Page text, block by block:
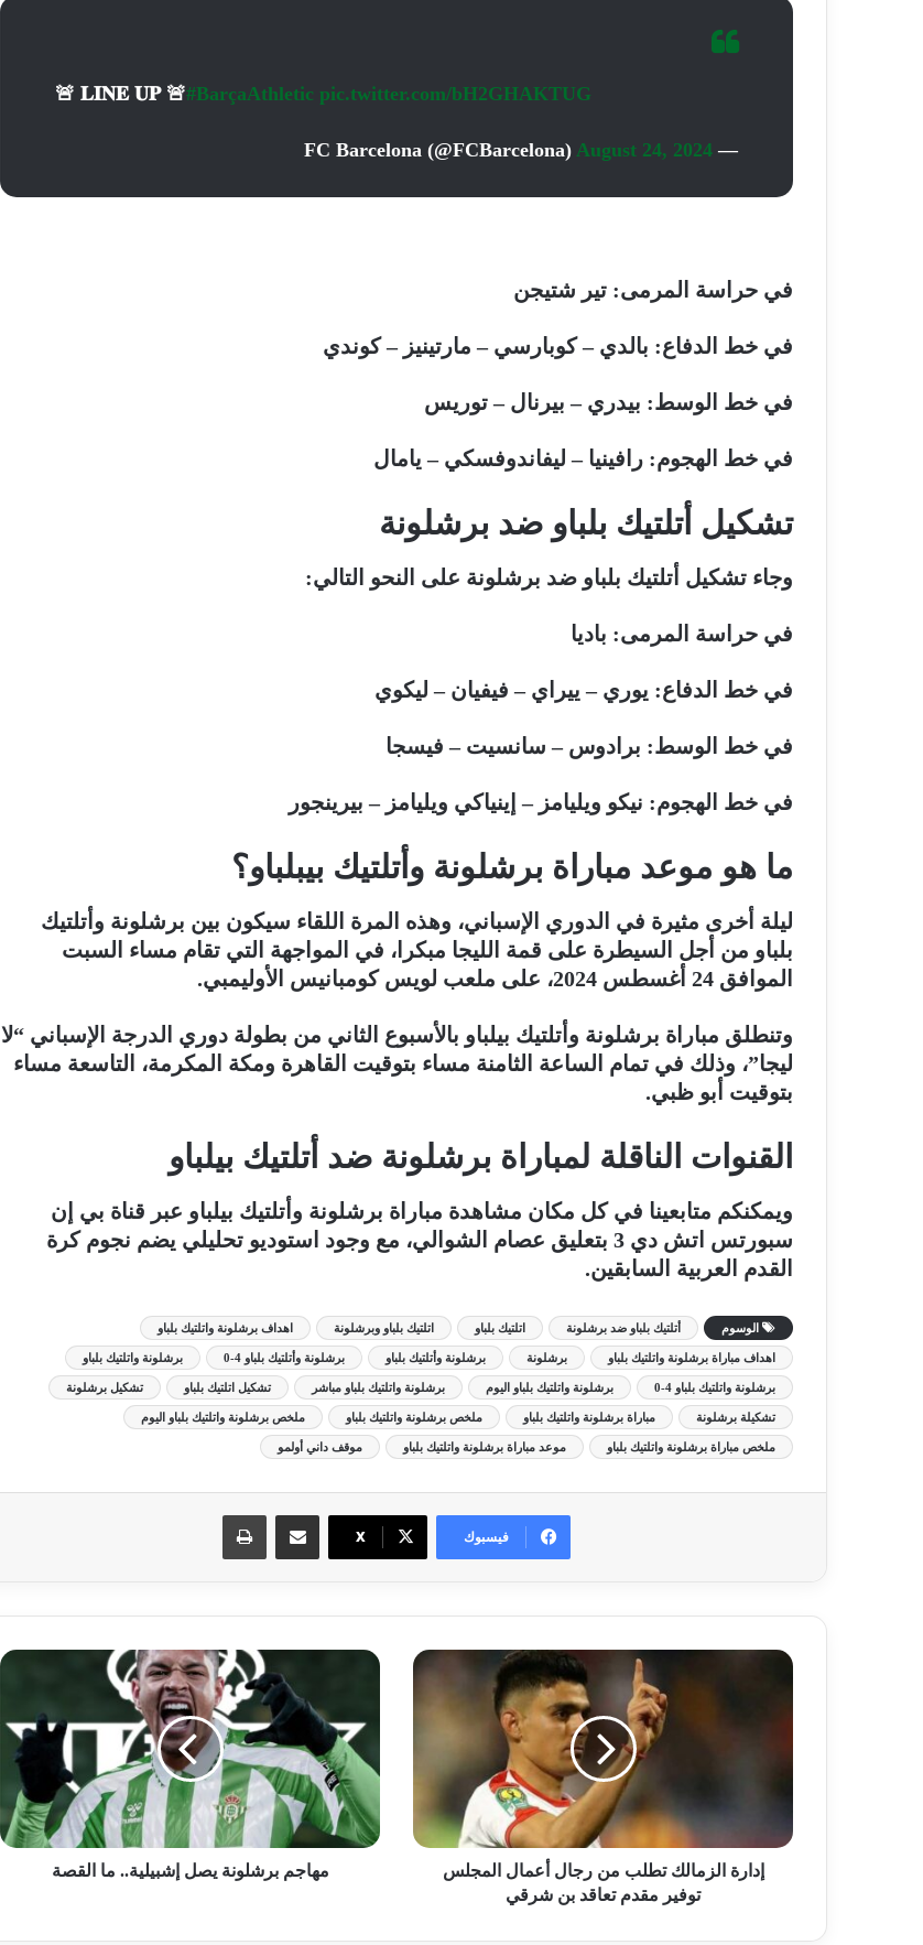
🚨 𝐋𝐈𝐍𝐄 𝐔𝐏 🚨#BarçaAthletic pic.twitter.com/bH2GHAKTUG
— FC Barcelona (@FCBarcelona)
August 24, 2024
في حراسة المرمى: تير شتيجن
في خط الدفاع: بالدي – كوبارسي – مارتينيز – كوندي
في خط الوسط: بيدري – بيرنال – توريس
في خط الهجوم: رافينيا – ليفاندوفسكي – يامال
تشكيل أتلتيك بلباو ضد برشلونة
وجاء تشكيل أتلتيك بلباو ضد برشلونة على النحو التالي:
في حراسة المرمى: باديا
في خط الدفاع: يوري – ييراي – فيفيان – ليكوي
في خط الوسط: برادوس – سانسيت – فيسجا
في خط الهجوم: نيكو ويليامز – إينياكي ويليامز – بيرينجور
ما هو موعد مباراة برشلونة وأتلتيك بيبلباو؟
ليلة أخرى مثيرة في الدوري الإسباني، وهذه المرة اللقاء سيكون بين برشلونة وأتلتيك
بلباو من أجل السيطرة على قمة الليجا مبكرا، في المواجهة التي تقام مساء السبت
الموافق 24 أغسطس 2024، على ملعب لويس كومبانيس الأوليمبي.
وتنطلق مباراة برشلونة وأتلتيك بيلباو بالأسبوع الثاني من بطولة دوري الدرجة الإسباني “لا
ليجا”، وذلك في تمام الساعة الثامنة مساء بتوقيت القاهرة ومكة المكرمة، التاسعة مساء
بتوقيت أبو ظبي.
القنوات الناقلة لمباراة برشلونة ضد أتلتيك بيلباو
ويمكنكم متابعينا في كل مكان مشاهدة مباراة برشلونة وأتلتيك بيلباو عبر قناة بي إن
سبورتس اتش دي 3 بتعليق عصام الشوالي، مع وجود استوديو تحليلي يضم نجوم كرة
القدم العربية السابقين.
الوسوم أتلتيك بلباو ضد برشلونة اتلتيك بلباو اتلتيك بلباو وبرشلونة اهداف برشلونة واتلتيك بلباو
اهداف مباراة برشلونة واتلتيك بلباو برشلونة برشلونة وأتلتيك بلباو برشلونة وأتلتيك بلباو 4-0 برشلونة واتلتيك بلباو
برشلونة واتلتيك بلباو 4-0 برشلونة واتلتيك بلباو اليوم برشلونة واتلتيك بلباو مباشر تشكيل اتلتيك بلباو تشكيل برشلونة
تشكيلة برشلونة مباراة برشلونة واتلتيك بلباو ملخص برشلونة واتلتيك بلباو ملخص برشلونة واتلتيك بلباو اليوم
ملخص مباراة برشلونة واتلتيك بلباو موعد مباراة برشلونة واتلتيك بلباو موقف داني أولمو
فيسبوك X
مشاركة عبر البريد طباعة
إدارة الزمالك تطلب من رجال أعمال المجلس
توفير مقدم تعاقد بن شرقي
مهاجم برشلونة يصل إشبيلية.. ما القصة